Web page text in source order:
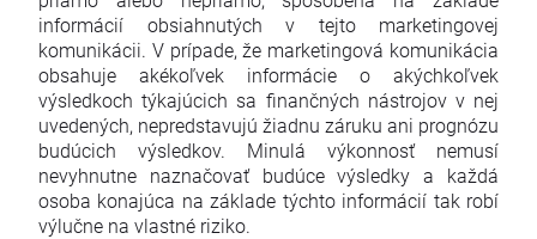
informácií obsiahnutých v tejto marketingovej
komunikácii. V prípade, že marketingová komunikácia
obsahuje akékoľvek informácie o akýchkoľvek
výsledkoch týkajúcich sa finančných nástrojov v nej
uvedených, nepredstavujú žiadnu záruku ani prognózu
budúcich výsledkov. Minulá výkonnosť nemusí
nevyhnutne naznačovať budúce výsledky a každá
osoba konajúca na základe týchto informácií tak robí
výlučne na vlastné riziko.